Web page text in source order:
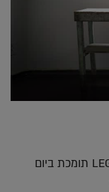
למי היא חייכה? עם מי היא דיברה? LEGIT תומכת ביום